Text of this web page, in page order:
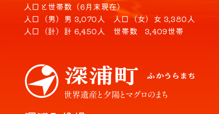
人口と世帯数（6月末現在）
人口（男） 男 3,070人 人口（女） 女 3,380人
人口（計） 計 6,450人 世帯数 3,409世帯